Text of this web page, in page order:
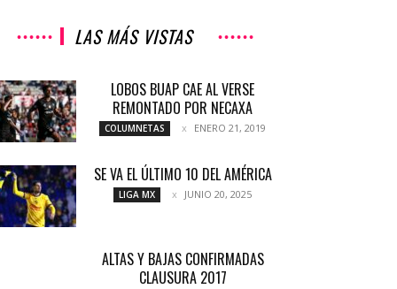
LAS MÁS VISTAS
LOBOS BUAP CAE AL VERSE
REMONTADO POR NECAXA
COLUMNETAS ENERO 21, 2019
SE VA EL ÚLTIMO 10 DEL AMÉRICA
LIGA MX JUNIO 20, 2025
ALTAS Y BAJAS CONFIRMADAS
CLAUSURA 2017